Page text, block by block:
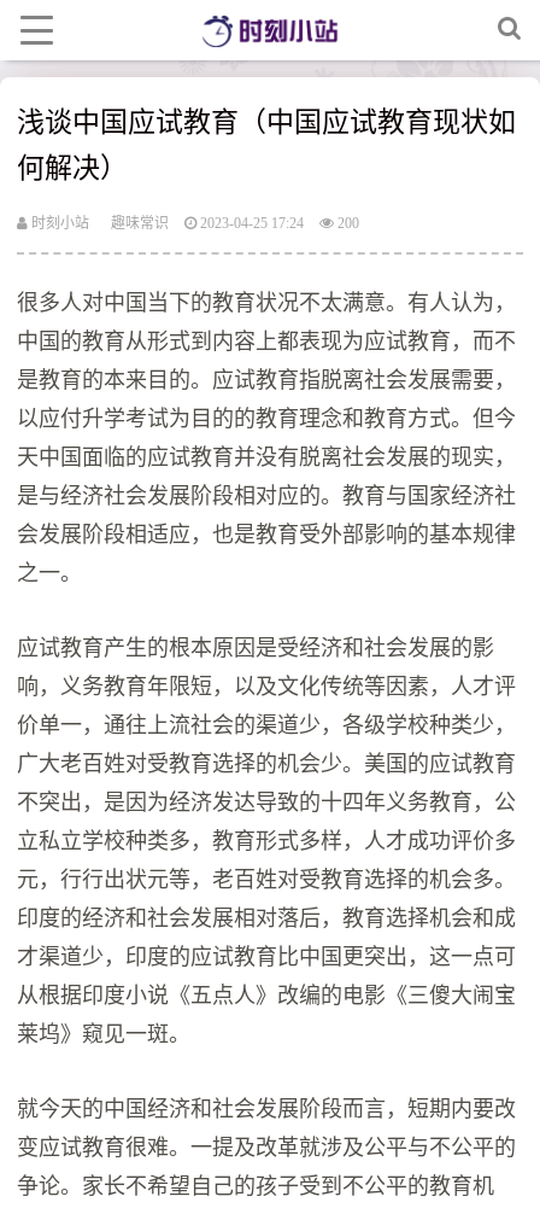
浅谈中国应试教育（中国应试教育现状如
何解决）
时刻小站 趣味常识 2023-04-25 17:24 200
很多人对中国当下的教育状况不太满意。有人认为，
中国的教育从形式到内容上都表现为应试教育，而不
是教育的本来目的。应试教育指脱离社会发展需要，
以应付升学考试为目的的教育理念和教育方式。但今
天中国面临的应试教育并没有脱离社会发展的现实，
是与经济社会发展阶段相对应的。教育与国家经济社
会发展阶段相适应，也是教育受外部影响的基本规律
之一。
应试教育产生的根本原因是受经济和社会发展的影
响，义务教育年限短，以及文化传统等因素，人才评
价单一，通往上流社会的渠道少，各级学校种类少，
广大老百姓对受教育选择的机会少。美国的应试教育
不突出，是因为经济发达导致的十四年义务教育，公
立私立学校种类多，教育形式多样，人才成功评价多
元，行行出状元等，老百姓对受教育选择的机会多。
印度的经济和社会发展相对落后，教育选择机会和成
才渠道少，印度的应试教育比中国更突出，这一点可
从根据印度小说《五点人》改编的电影《三傻大闹宝
莱坞》窥见一斑。
就今天的中国经济和社会发展阶段而言，短期内要改
变应试教育很难。一提及改革就涉及公平与不公平的
争论。家长不希望自己的孩子受到不公平的教育机